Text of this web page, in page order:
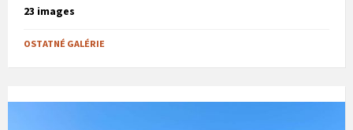
23 images
OSTATNÉ GALÉRIE